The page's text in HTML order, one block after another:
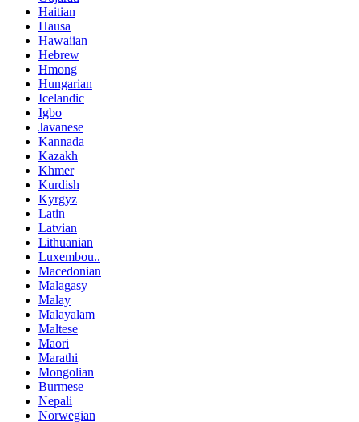
Haitian
Hausa
Hawaiian
Hebrew
Hmong
Hungarian
Icelandic
Igbo
Javanese
Kannada
Kazakh
Khmer
Kurdish
Kyrgyz
Latin
Latvian
Lithuanian
Luxembou..
Macedonian
Malagasy
Malay
Malayalam
Maltese
Maori
Marathi
Mongolian
Burmese
Nepali
Norwegian